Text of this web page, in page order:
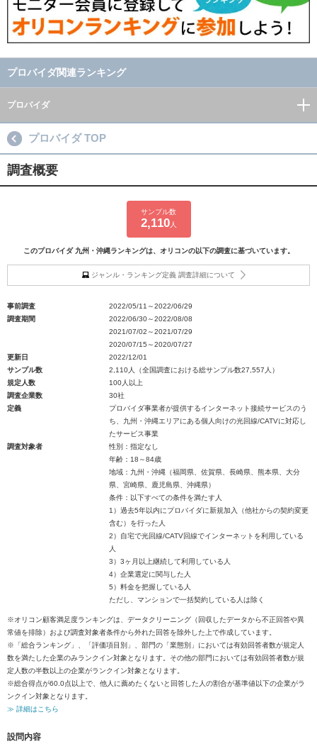
プロバイダ関連ランキング
プロバイダ
プロバイダ TOP
調査概要
サンプル数
2,110人
このプロバイダ 九州・沖縄ランキングは、オリコンの以下の調査に基づいています。
ジャンル・ランキング定義 調査詳細について
事前調査
2022/05/11～2022/06/29
調査期間
2022/06/30～2022/08/08
2021/07/02～2021/07/29
2020/07/15～2020/07/27
更新日
2022/12/01
サンプル数
2,110人（全国調査における総サンプル数27,557人）
規定人数
100人以上
調査企業数
30社
定義
プロバイダ事業者が提供するインターネット接続サービスのう
ち、九州・沖縄エリアにある個人向けの光回線/CATVに対応し
たサービス事業
調査対象者
性別：指定なし
年齢：18～84歳
地域：九州・沖縄（福岡県、佐賀県、長崎県、熊本県、大分
県、宮崎県、鹿児島県、沖縄県）
条件：以下すべての条件を満たす人
1）過去5年以内にプロバイダに新規加入（他社からの契約変更
含む）を行った人
2）自宅で光回線/CATV回線でインターネットを利用している
人
3）3ヶ月以上継続して利用している人
4）企業選定に関与した人
5）料金を把握している人
ただし、マンションで一括契約している人は除く
※オリコン顧客満足度ランキングは、データクリーニング（回収したデータから不正回答や異
常値を排除）および調査対象者条件から外れた回答を除外した上で作成しています。
※「総合ランキング」、「評価項目別」、部門の「業態別」においては有効回答者数が規定人
数を満たした企業のみランクイン対象となります。その他の部門においては有効回答者数が規
定人数の半数以上の企業がランクイン対象となります。
※総合得点が60.0点以上で、他人に薦めたくないと回答した人の割合が基準値以下の企業がラ
ンクイン対象となります。
≫ 詳細はこちら
設問内容